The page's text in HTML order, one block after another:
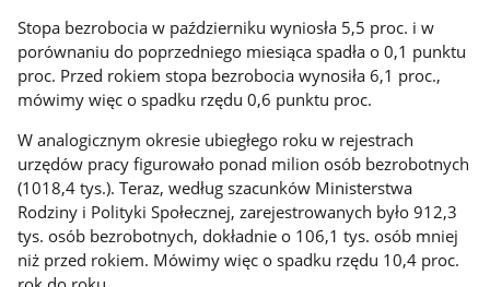
Stopa bezrobocia w październiku wyniosła 5,5 proc. i w
porównaniu do poprzedniego miesiąca spadła o 0,1 punktu
proc. Przed rokiem stopa bezrobocia wynosiła 6,1 proc.,
mówimy więc o spadku rzędu 0,6 punktu proc.
W analogicznym okresie ubiegłego roku w rejestrach
urzędów pracy figurowało ponad milion osób bezrobotnych
(1018,4 tys.). Teraz, według szacunków Ministerstwa
Rodziny i Polityki Społecznej, zarejestrowanych było 912,3
tys. osób bezrobotnych, dokładnie o 106,1 tys. osób mniej
niż przed rokiem. Mówimy więc o spadku rzędu 10,4 proc.